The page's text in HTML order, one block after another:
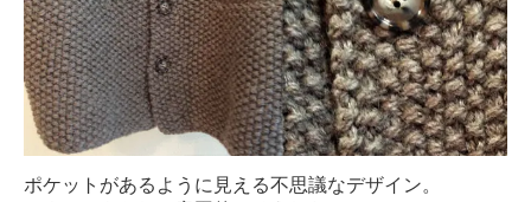
ポケットがあるように見える不思議なデザイン。